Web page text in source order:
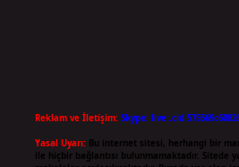
Reklam ve İletişim: Skype:
Yasal Uyarı: Bu internet sitesi, herhangi bir
ile hiçbir bağlantısı bulunmamaktadır. Sitede